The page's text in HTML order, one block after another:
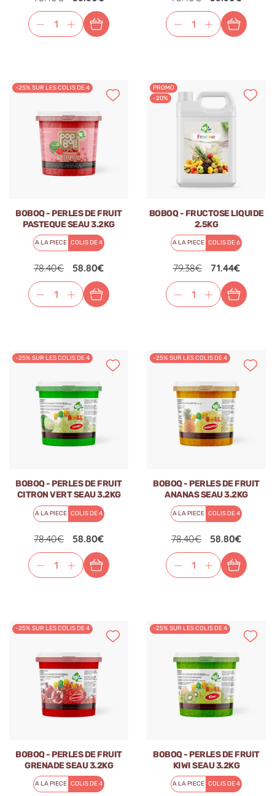
-25% SUR LES COLIS DE 4
BOBOQ - PERLES DE FRUIT
PASTEQUE SEAU 3.2KG
A LA PIECE COLIS DE 4
78.40€ 58.80€
PROMO
-20%
BOBOQ - FRUCTOSE LIQUIDE
2.5KG
A LA PIECE COLIS DE 6
79.38€ 71.44€
-25% SUR LES COLIS DE 4
BOBOQ - PERLES DE FRUIT
CITRON VERT SEAU 3.2KG
A LA PIECE COLIS DE 4
78.40€ 58.80€
-25% SUR LES COLIS DE 4
BOBOQ - PERLES DE FRUIT
ANANAS SEAU 3.2KG
A LA PIECE COLIS DE 4
78.40€ 58.80€
-25% SUR LES COLIS DE 4
BOBOQ - PERLES DE FRUIT
GRENADE SEAU 3.2KG
A LA PIECE COLIS DE 4
-25% SUR LES COLIS DE 4
BOBOQ - PERLES DE FRUIT
KIWI SEAU 3.2KG
A LA PIECE COLIS DE 4